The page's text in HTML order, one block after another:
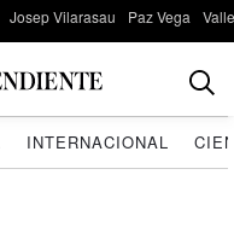
Josep Vilarasau Paz Vega
INTERNACIONAL